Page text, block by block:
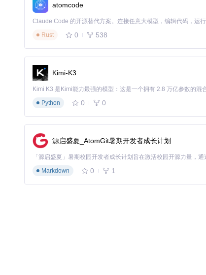
Fastfetch团队通过这个问题改进了信息获取策略，提升了
fastfetch
A maintained, feature-rich and performance oriented,
项目地址：
atomcode
Rust
0 538
Kimi-K3
Python
0 0
源启盛夏_AtomGit暑期开发者成长计划
Markdown
0 1